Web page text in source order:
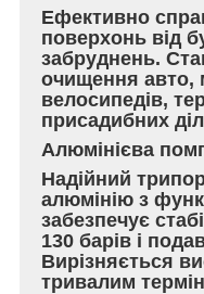
Ефективно
поверхонь від
забруднень.
очищення авто,
велосипедів,
присадибних
Алюмінієва
Надійний
алюмінію з
забезпечує
130 барів і
Вирізняється
тривалим